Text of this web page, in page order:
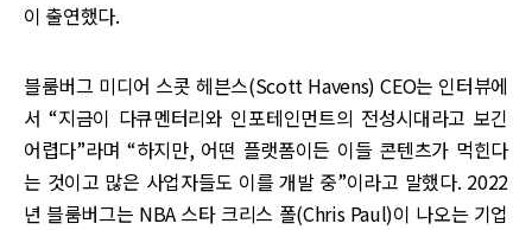
이 출연했다.
블룸버그 미디어 스콧 헤븐스(Scott Havens) CEO는 인터뷰에
서 “지금이 다큐멘터리와 인포테인먼트의 전성시대라고 보긴
어렵다”라며 “하지만, 어떤 플랫폼이든 이들 콘텐츠가 먹힌다
는 것이고 많은 사업자들도 이를 개발 중”이라고 말했다. 2022
년 블룸버그는 NBA 스타 크리스 폴(Chris Paul)이 나오는 기업